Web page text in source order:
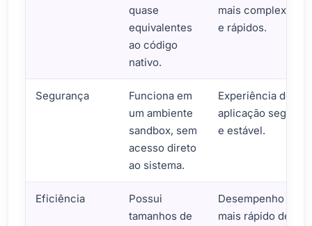
quase
equivalentes
ao código
nativo.
mais complexos
e rápidos.
Segurança
Funciona em
um ambiente
sandbox, sem
acesso direto
ao sistema.
Experiência de
aplicação segura
e estável.
Eficiência
Possui
tamanhos de
Desempenho
mais rápido de